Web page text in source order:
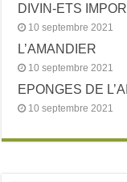
DIVIN-ETS
10 septembre 2021
L’AMANDIER
10 septembre 2021
EPONGES DE
10 septembre 2021